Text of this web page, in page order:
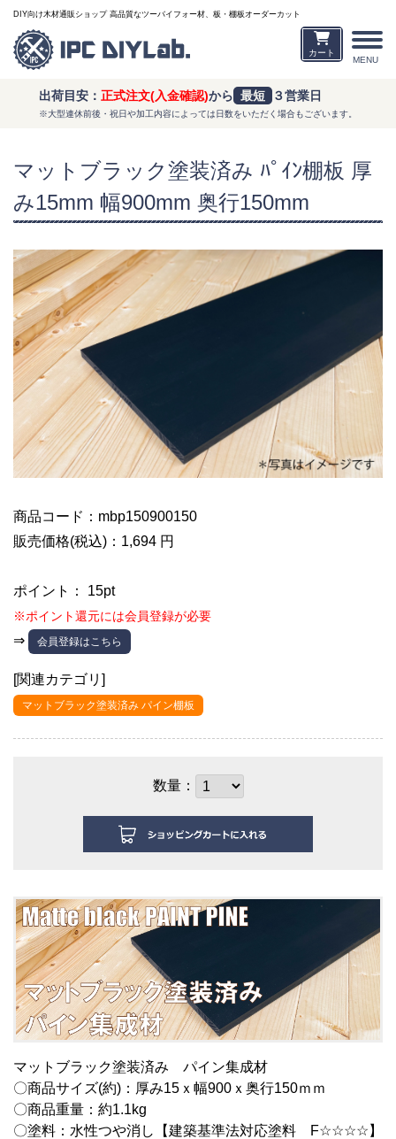
MENU
DIY向け木材通販ショップ 高品質なツーバイフォー材、板・棚板オーダーカット
カート
出荷目安： 正式注文(入金確認)から 最短 ３営業日
※大型連休前後・祝日や加工内容によっては日数をいただく場合もございます。
マットブラック塗装済み ﾊﾟｲﾝ棚板 厚
み15mm 幅900mm 奥行150mm
商品コード：mbp150900150
販売価格(税込)：1,694 円
ポイント： 15pt
※ポイント還元には会員登録が必要
⇒ 会員登録はこちら
[関連カテゴリ]
マットブラック塗装済み パイン棚板
数量：
マットブラック塗装済み パイン集成材
〇商品サイズ(約)：厚み15ｘ幅900ｘ奥行150ｍｍ
〇商品重量：約1.1kg
〇塗料：水性つや消し【建築基準法対応塗料 F☆☆☆☆】